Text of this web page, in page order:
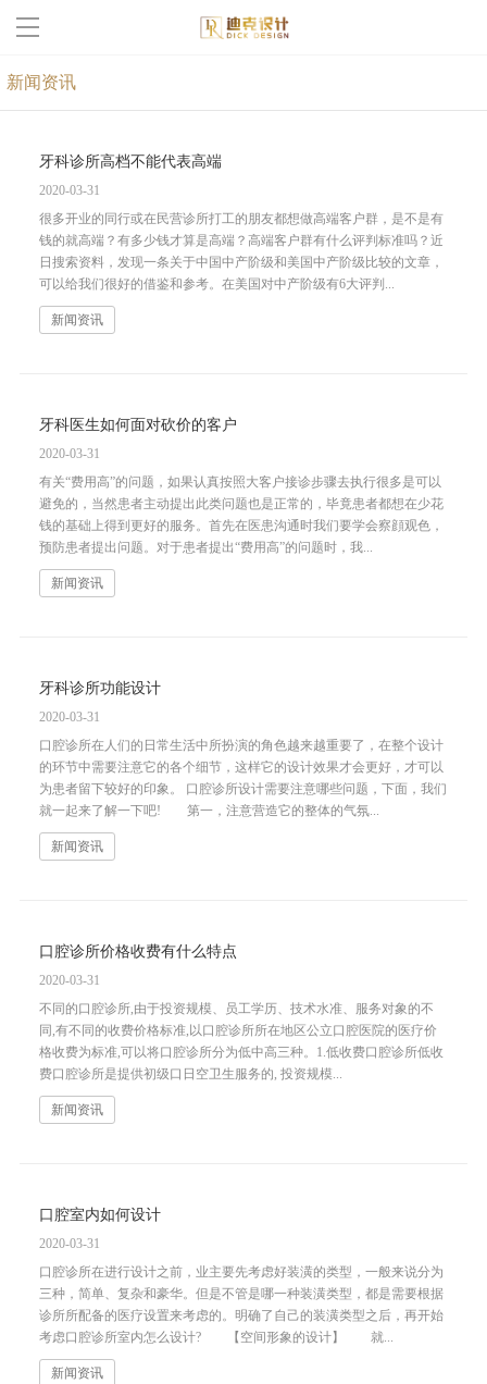
多米(中国)一站式服务官网
关于我们
设计流程
新闻资讯
新闻资讯
牙科诊所高档不能代表高端
2020-03-31
很多开业的同行或在民营诊所打工的朋友都想做高端客户群，是不是有
钱的就高端？有多少钱才算是高端？高端客户群有什么评判标准吗？近
日搜索资料，发现一条关于中国中产阶级和美国中产阶级比较的文章，
可以给我们很好的借鉴和参考。在美国对中产阶级有6大评判...
新闻资讯
牙科医生如何面对砍价的客户
2020-03-31
有关“费用高”的问题，如果认真按照大客户接诊步骤去执行很多是可以
避免的，当然患者主动提出此类问题也是正常的，毕竟患者都想在少花
钱的基础上得到更好的服务。首先在医患沟通时我们要学会察顔观色，
预防患者提出问题。对于患者提出“费用高”的问题时，我...
新闻资讯
牙科诊所功能设计
2020-03-31
口腔诊所在人们的日常生活中所扮演的角色越来越重要了，在整个设计
的环节中需要注意它的各个细节，这样它的设计效果才会更好，才可以
为患者留下较好的印象。 口腔诊所设计需要注意哪些问题，下面，我们
就一起来了解一下吧! 第一，注意营造它的整体的气氛...
新闻资讯
口腔诊所价格收费有什么特点
2020-03-31
不同的口腔诊所,由于投资规模、员工学历、技术水准、服务对象的不
同,有不同的收费价格标准,以口腔诊所所在地区公立口腔医院的医疗价
格收费为标准,可以将口腔诊所分为低中高三种。1.低收费口腔诊所低收
费口腔诊所是提供初级口日空卫生服务的, 投资规模...
新闻资讯
口腔室内如何设计
2020-03-31
口腔诊所在进行设计之前，业主要先考虑好装潢的类型，一般来说分为
三种，简单、复杂和豪华。但是不管是哪一种装潢类型，都是需要根据
诊所所配备的医疗设置来考虑的。明确了自己的装潢类型之后，再开始
考虑口腔诊所室内怎么设计? 【空间形象的设计】 就...
新闻资讯